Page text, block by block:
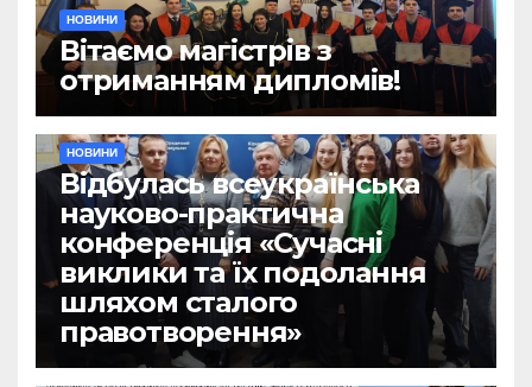
НОВИНИ
Вітаємо магістрів з
отриманням дипломів!
НОВИНИ
Відбулась всеукраїнська
науково-практична
конференція «Сучасні
виклики та їх подолання
шляхом сталого
правотворення»